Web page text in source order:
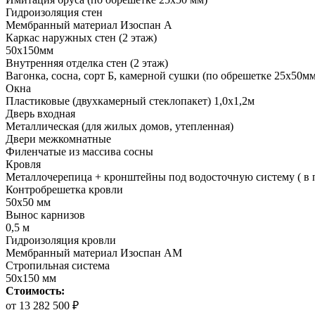
Гидроизоляция стен
Мембранный материал Изоспан А
Каркас наружных стен (2 этаж)
50х150мм
Внутренняя отделка стен (2 этаж)
Вагонка, сосна, сорт Б, камерной сушки (по обрешетке
Окна
Пластиковые (двухкамерный стеклопакет) 1,0х1,2м
Дверь входная
Металлическая (для жилых домов, утепленная)
Двери межкомнатные
Филенчатые из массива сосны
Кровля
Металлочерепица + кронштейны под водосточную систему ( в
Контробрешетка кровли
50х50 мм
Вынос карнизов
0,5 м
Гидроизоляция кровли
Мембранный материал Изоспан АМ
Стропильная система
50х150 мм
Стоимость:
от 13 282 500 ₽